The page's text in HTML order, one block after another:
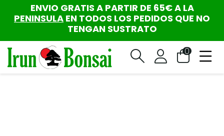
ENVIO GRATIS A PARTIR DE 65€ A LA
PENINSULA EN TODOS LOS PEDIDOS QUE NO
TENGAN SUSTRATO
0